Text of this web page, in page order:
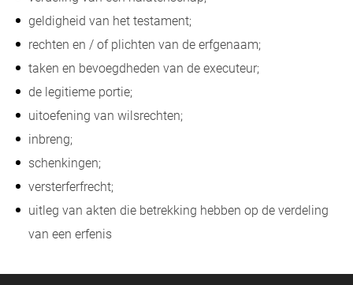
geldigheid van het testament;
rechten en / of plichten van de erfgenaam;
taken en bevoegdheden van de executeur;
de legitieme portie;
uitoefening van wilsrechten;
inbreng;
schenkingen;
versterferfrecht;
uitleg van akten die betrekking hebben op de verdeling
van een erfenis